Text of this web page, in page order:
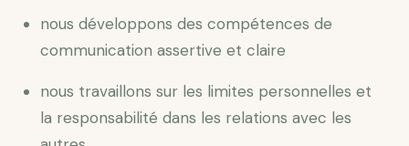
nous développons des compétences de
communication assertive et claire
nous travaillons sur les limites personnelles et
la responsabilité dans les relations avec les